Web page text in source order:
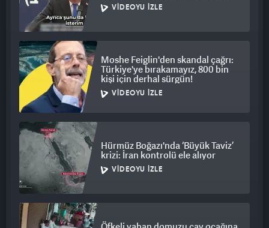
VIDEOYU İZLE
Moshe Feiglin'den skandal çağrı:
Türkiye'ye bırakamayız, 800 bin
kişi için derhal sürgün!
VIDEOYU İZLE
Hürmüz Boğazı'nda ‘Büyük Taviz’
krizi: İran kontrolü ele alıyor
VIDEOYU İZLE